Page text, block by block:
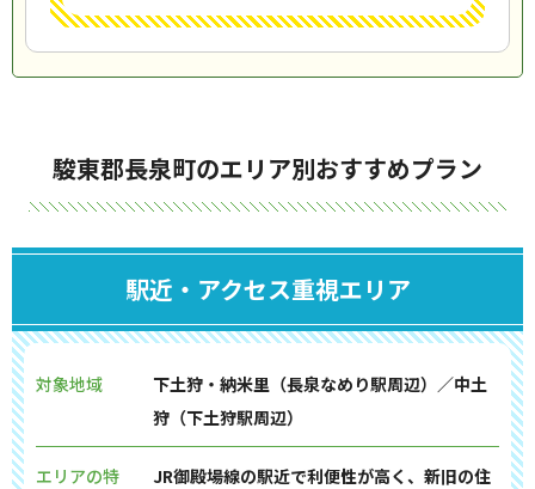
駿東郡長泉町のエリア別おすすめプラン
駅近・アクセス重視エリア
対象地域
下土狩・納米里（長泉なめり駅周辺）／中土
狩（下土狩駅周辺）
エリアの特
JR御殿場線の駅近で利便性が高く、新旧の住